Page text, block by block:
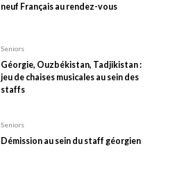
neuf Français au rendez-vous
Seniors
Géorgie, Ouzbékistan, Tadjikistan :
jeu de chaises musicales au sein des
staffs
Seniors
Démission au sein du staff géorgien